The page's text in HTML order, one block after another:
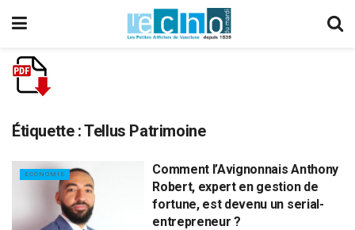
Étiquette :Tellus Patrimoine
ECONOMIE
Comment l’Avignonnais Anthony
Robert, expert en gestion de
fortune, est devenu un serial-
entrepreneur ?